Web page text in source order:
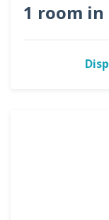
1 room in